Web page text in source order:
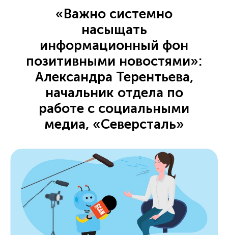
«Важно системно
насыщать
информационный фон
позитивными новостями»:
Александра Терентьева,
начальник отдела по
работе с социальными
медиа, «Северсталь»